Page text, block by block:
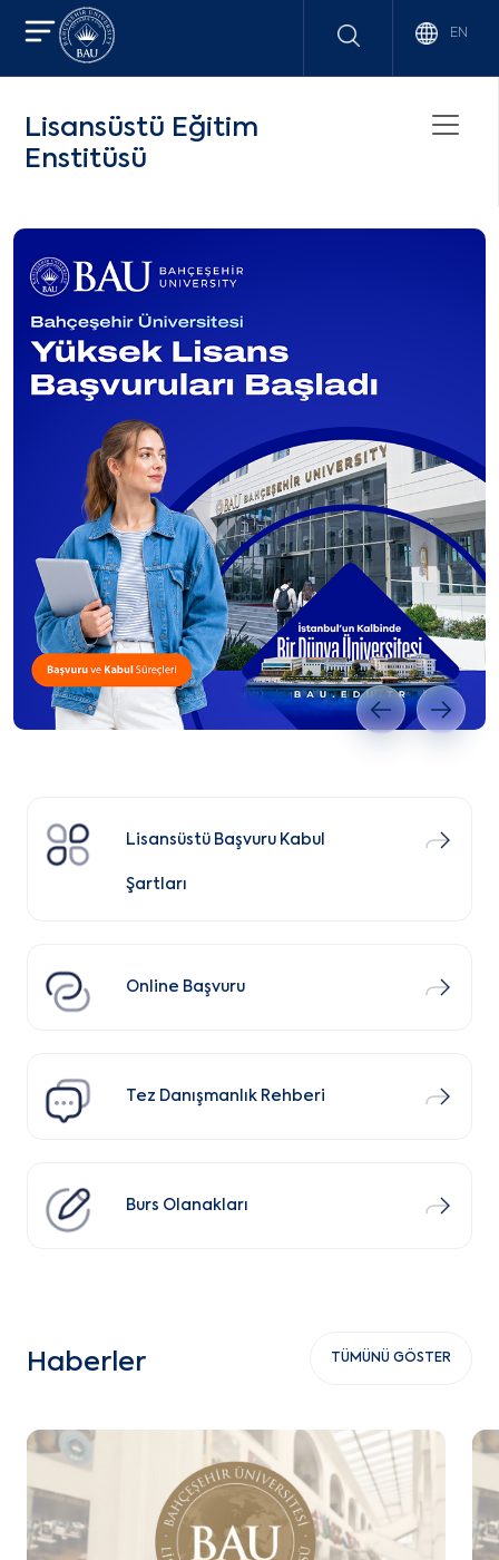
EN
Lisansüstü Eğitim
Enstitüsü
Önceki slayt
Lisansüstü Başvuru Kabul
Şartları
Online Başvuru
Tez Danışmanlık Rehberi
Burs Olanakları
Haberler TÜMÜNÜ GÖSTER